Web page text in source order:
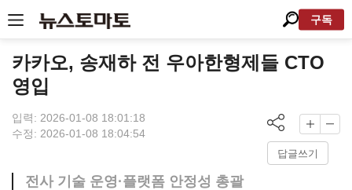
구독
카카오, 송재하 전 우아한형제들 CTO
영입
입력: 2026-01-08 18:01:18
수정: 2026-01-08 18:04:54
답글쓰기
전사 기술 운영·플랫폼 안정성 총괄